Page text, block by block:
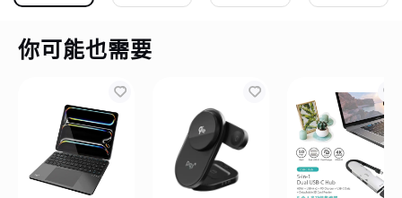
你可能也需要